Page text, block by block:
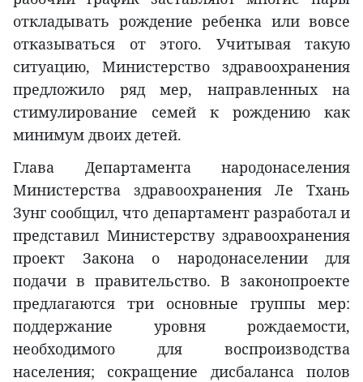
откладывать рождение ребенка или вовсе
отказываться от этого. Учитывая такую
ситуацию, Министерство здравоохранения
предложило ряд мер, направленных на
стимулирование семей к рождению как
минимум двоих детей.
Глава Департамента народонаселения
Министерства здравоохранения Ле Тхань
Зунг сообщил, что департамент разработал и
представил Министерству здравоохранения
проект Закона о народонаселении для
подачи в правительство. В законопроекте
предлагаются три основные группы мер:
поддержание уровня рождаемости,
необходимого для воспроизводства
населения; сокращение дисбаланса полов